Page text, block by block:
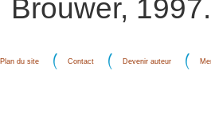
Brouwer, 1997.
Plan du site Contact Devenir auteur